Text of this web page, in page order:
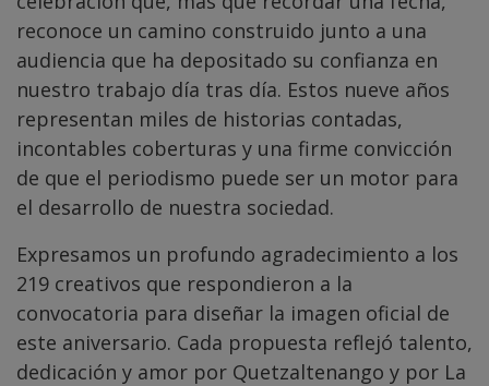
reconoce un camino construido junto a una
audiencia que ha depositado su confianza en
nuestro trabajo día tras día. Estos nueve años
representan miles de historias contadas,
incontables coberturas y una firme convicción
de que el periodismo puede ser un motor para
el desarrollo de nuestra sociedad.
Expresamos un profundo agradecimiento a los
219 creativos que respondieron a la
convocatoria para diseñar la imagen oficial de
este aniversario. Cada propuesta reflejó talento,
dedicación y amor por Quetzaltenango y por La